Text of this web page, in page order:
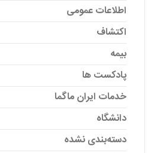
اطلاعات عمومی
اکتشاف
بیمه
پادکست ها
خدمات ایران ماگما
دانشگاه
دسته‌بندی نشده